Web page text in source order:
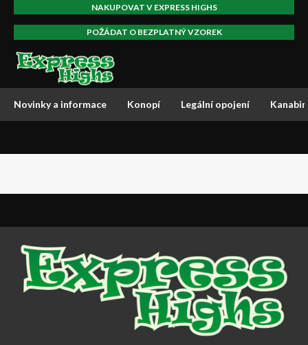
NAKUPOVAT V EXPRESS HIGHS
POŽÁDAT O BEZPLATNÝ VZOREK
Novinky a informace Konopí Legální opojení